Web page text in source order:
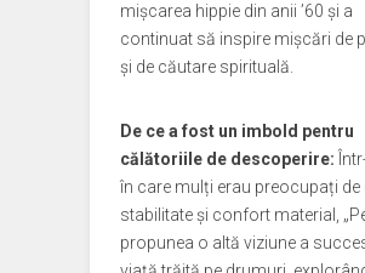
mișcarea hippie din anii ’60 și a
continuat să inspire mișcări de
și de căutare spirituală.
De ce a fost un imbold pentru
călătoriile de descoperire:
în care mulți erau preocupați de
stabilitate și confort material,
propunea o altă viziune a